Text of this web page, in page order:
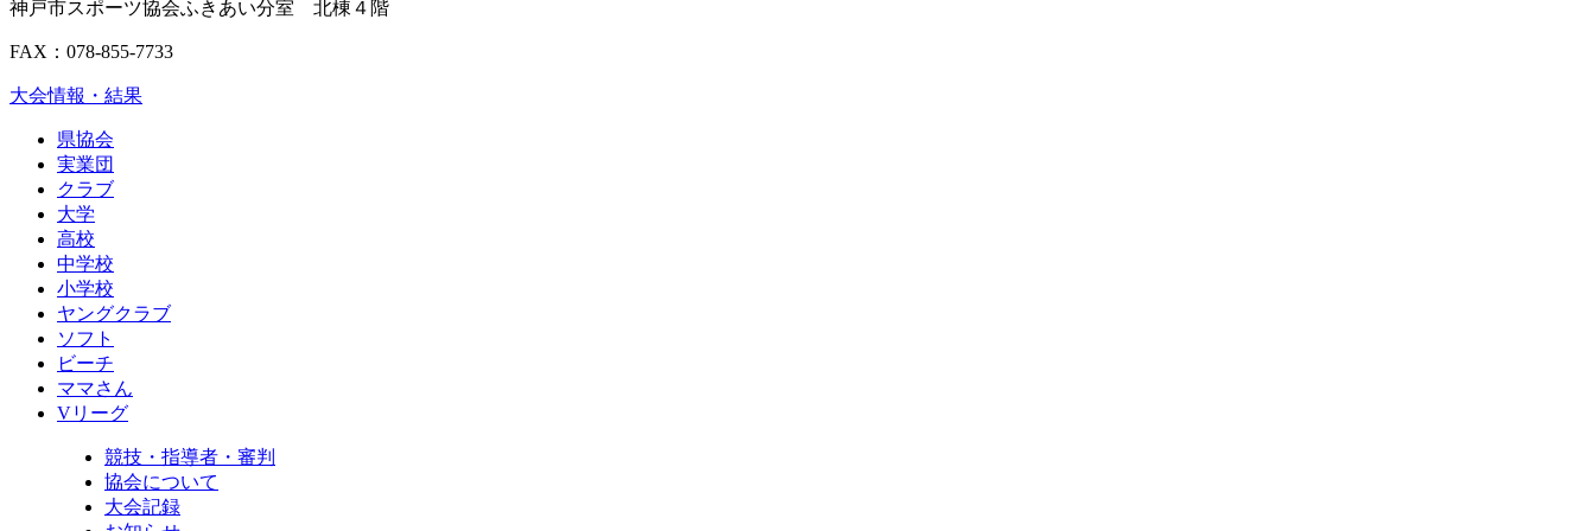
神戸市スポーツ協会ふきあい分室 北棟４階
FAX：078-855-7733
大会情報・結果
県協会
実業団
クラブ
大学
高校
中学校
小学校
ヤングクラブ
ソフト
ビーチ
ママさん
Vリーグ
競技・指導者・審判
協会について
大会記録